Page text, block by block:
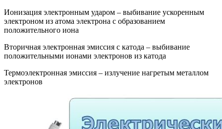
Ионизация электронным ударом – выбивание ускоренным
электроном из атома электрона с образованием
положительного иона
Вторичная электронная эмиссия с катода – выбивание
положительными ионами электронов из катода
Термоэлектронная эмиссия – излучение нагретым металлом
электронов